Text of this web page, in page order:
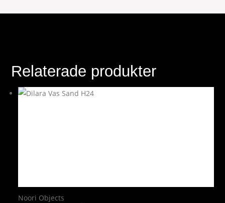
Relaterade produkter
Noori Objects